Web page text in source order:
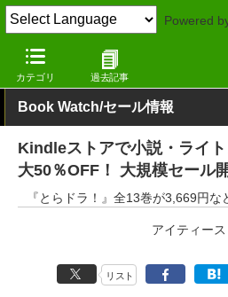
Powered
カテゴリ 過去記事
窓の杜 電子書籍・本
Book Watch/セール情報
Kindleストアで小説・ライ
大50％OFF！ 大規模セール
『とらドラ！』全13巻が3,669円な
アイティー
リスト